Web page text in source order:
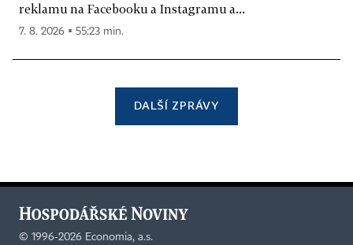
reklamu na Facebooku a Instagramu a...
7. 8. 2026 ▪ 55:23 min.
DALŠÍ ZPRÁVY
© 1996-2026 Economia, a.s.